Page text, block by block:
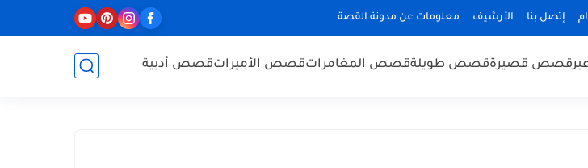
إتصل بنا الأرشيف معلومات عن مدونة القصة
قصص قصيرةقصص طويلةقصص المغامراتقصص الأميراتقصص أدبية